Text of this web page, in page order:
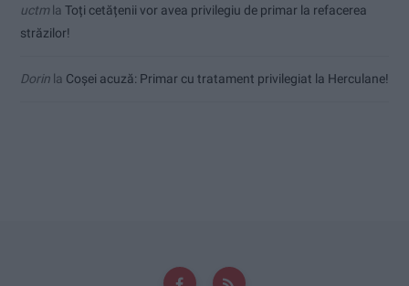
uctmla Toți cetățenii vor avea privilegiu de primar la refacerea
străzilor!
Dorin la Coșei acuză: Primar cu tratament privilegiat la Herculane!